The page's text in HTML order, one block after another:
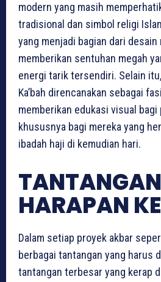
modern yang masih
tradisional dan simbol religi
yang menjadi bagian dari desain
memberikan sentuhan megah
energi tarik tersendiri. Selain
Ka’bah direncanakan sebagai
memberikan edukasi visual bagi
khususnya bagi mereka yang
ibadah haji di kemudian hari.
HARAPAN
Dalam setiap proyek akbar
berbagai tantangan yang harus
tantangan terbesar yang kerap